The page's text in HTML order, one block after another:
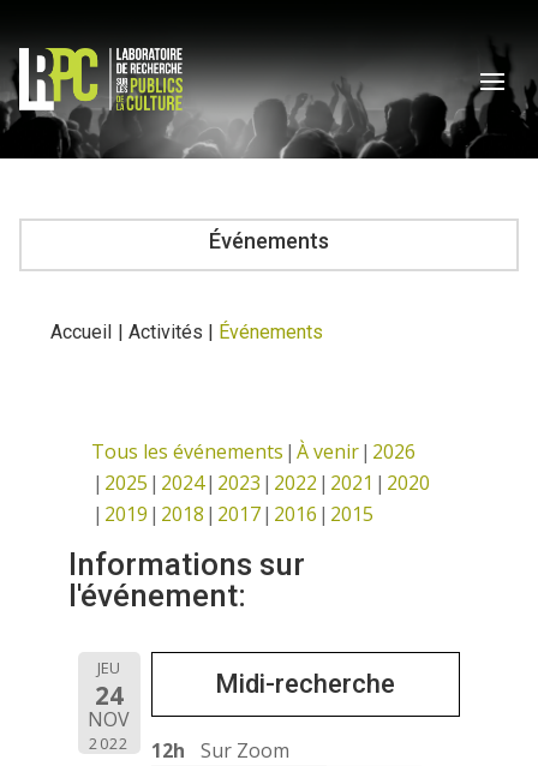
Événements
Accueil | Activités | Événements
Tous les événements À venir 2026
2025 2024 2023 2022 2021
2020
2019 2018 2017 2016 2015
Informations sur
l'événement:
JEU
24
NOV
2022
Midi-recherche
12h Sur Zoom